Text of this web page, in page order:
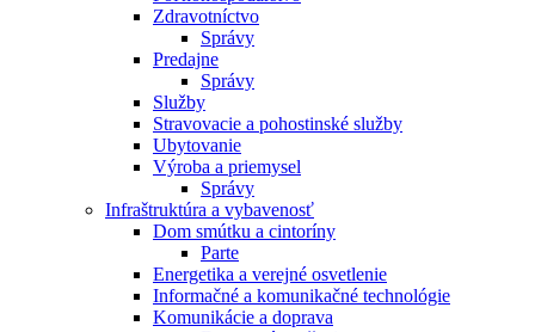
Zdravotníctvo
Správy
Predajne
Správy
Služby
Stravovacie a pohostinské služby
Ubytovanie
Výroba a priemysel
Správy
Infraštruktúra a vybavenosť
Dom smútku a cintoríny
Parte
Energetika a verejné osvetlenie
Informačné a komunikačné technológie
Komunikácie a doprava